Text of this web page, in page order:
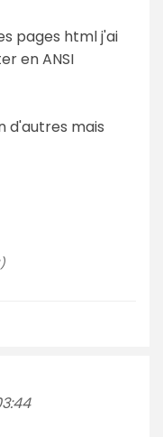
pages html j'ai
en ANSI
d'autres mais